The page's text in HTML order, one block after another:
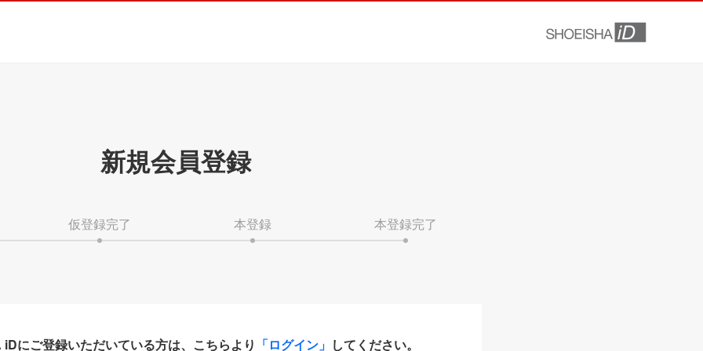
新規会員登録
仮登録完了 本登録 本登録完了
にご登録いただいている方は、こちらより 「ログイン」 してください。